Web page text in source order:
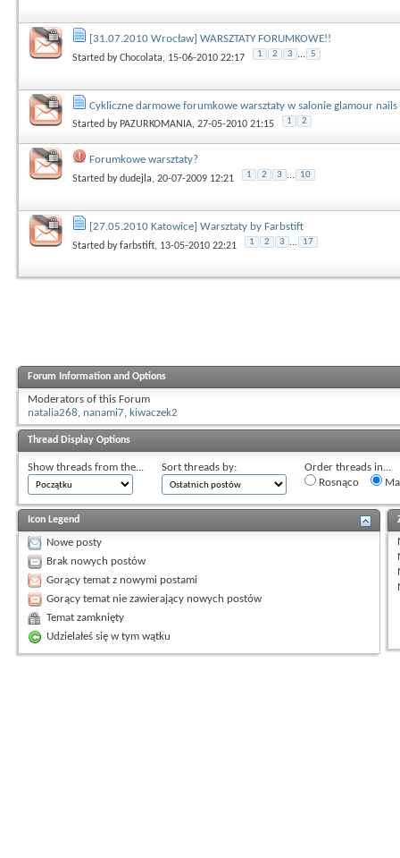
[31.07.2010 Wrocław] WARSZTATY FORUMKOWE!!
Started byChocolata, 15-06-2010 22:17 1 2 3 ... 5
Cykliczne darmowe forumkowe warsztaty w salonie glamour nails
Started by PAZURKOMANIA, 27-05-2010 21:15 1 2
Forumkowe warsztaty?
Started bydudejla, 20-07-2009 12:21 1 2 3 ... 10
[27.05.2010 Katowice] Warsztaty by Farbstift
Started byfarbstift, 13-05-2010 22:21 1 2 3 ... 17
Forum Information and Options
Moderators of this Forum
natalia268, nanami7, kiwaczek2
Thread Display Options
Show threads from the... Sort threads by:
Order threads in...
Rosnąco
Icon Legend
Nowe posty
Brak nowych postów
Gorący temat z nowymi postami
Gorący temat nie zawierający nowych postów
Temat zamknięty
Udzielałeś się w tym wątku